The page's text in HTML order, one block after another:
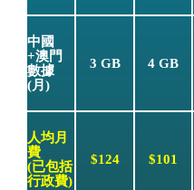
中國
+澳門
數據
(月)
3 GB 4 GB
人均月
費
(已包括
行政費)
$124 $101